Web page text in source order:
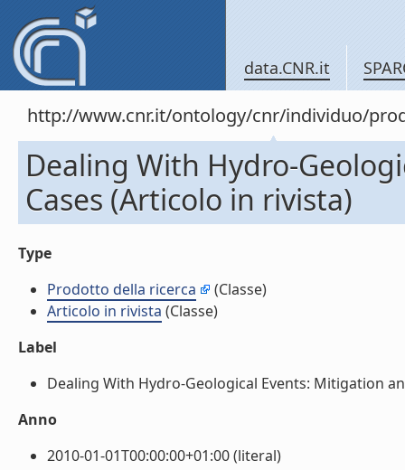
data.CNR.it
http://www.cnr.it/ontology/cnr/individuo/
Dealing With Hydro-
Cases (Articolo in rivista)
Type
Prodotto della ricerca
(Classe)
Articolo in rivista (Classe)
Label
Dealing With Hydro-Geological Events: Mitigation
Anno
2010-01-01T00:00:00+01:00 (literal)